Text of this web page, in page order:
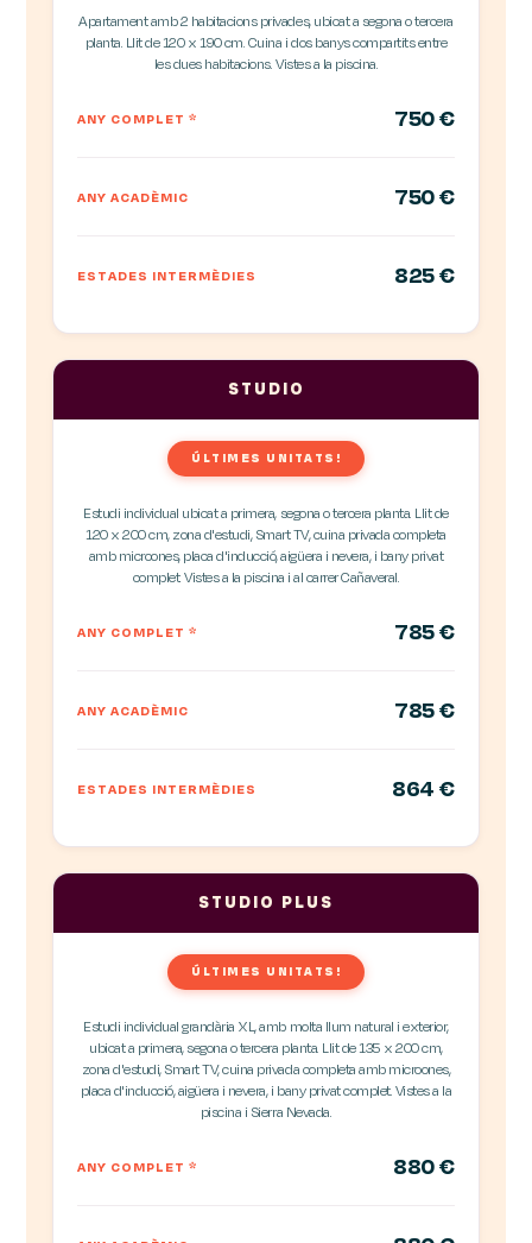
Apartament amb 2 habitacions privades, ubicat a segona o tercera
planta. Llit de 120 x 190 cm. Cuina i dos banys compartits entre
les dues habitacions. Vistes a la piscina.
ANY COMPLET* 750 €
ANY ACADÈMIC 750 €
ESTADES INTERMÈDIES 825 €
STUDIO
ÚLTIMES UNITATS!
Estudi individual ubicat a primera, segona o tercera planta. Llit de
120 x 200 cm, zona d'estudi, Smart TV, cuina privada completa
amb microones, placa d'inducció, aigüera i nevera, i bany privat
complet. Vistes a la piscina i al carrer Cañaveral.
ANY COMPLET* 785 €
ANY ACADÈMIC 785 €
ESTADES INTERMÈDIES 864 €
STUDIO PLUS
ÚLTIMES UNITATS!
Estudi individual grandària XL, amb molta llum natural i exterior,
ubicat a primera, segona o tercera planta. Llit de 135 x 200 cm,
zona d'estudi, Smart TV, cuina privada completa amb microones,
placa d'inducció, aigüera i nevera, i bany privat complet. Vistes a la
piscina i Sierra Nevada.
ANY COMPLET* 880 €